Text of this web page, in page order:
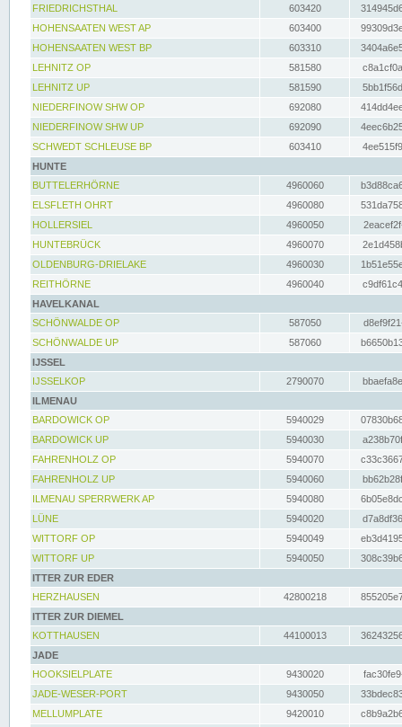
FRIEDRICHSTHAL
603420
HOHENSAATEN WEST AP
603400
HOHENSAATEN WEST BP
603310
LEHNITZ OP
581580
LEHNITZ UP
581590
NIEDERFINOW SHW OP
692080
NIEDERFINOW SHW UP
692090
SCHWEDT SCHLEUSE BP
603410
HUNTE
BUTTELERHÖRNE
4960060
ELSFLETH OHRT
4960080
HOLLERSIEL
4960050
HUNTEBRÜCK
4960070
OLDENBURG-DRIELAKE
4960030
REITHÖRNE
4960040
HAVELKANAL
SCHÖNWALDE OP
587050
SCHÖNWALDE UP
587060
IJSSEL
IJSSELKOP
2790070
ILMENAU
BARDOWICK OP
5940029
BARDOWICK UP
5940030
FAHRENHOLZ OP
5940070
FAHRENHOLZ UP
5940060
ILMENAU SPERRWERK AP
5940080
LÜNE
5940020
WITTORF OP
5940049
WITTORF UP
5940050
ITTER ZUR EDER
HERZHAUSEN
42800218
ITTER ZUR DIEMEL
KOTTHAUSEN
44100013
JADE
HOOKSIELPLATE
9430020
JADE-WESER-PORT
9430050
MELLUMPLATE
9420010